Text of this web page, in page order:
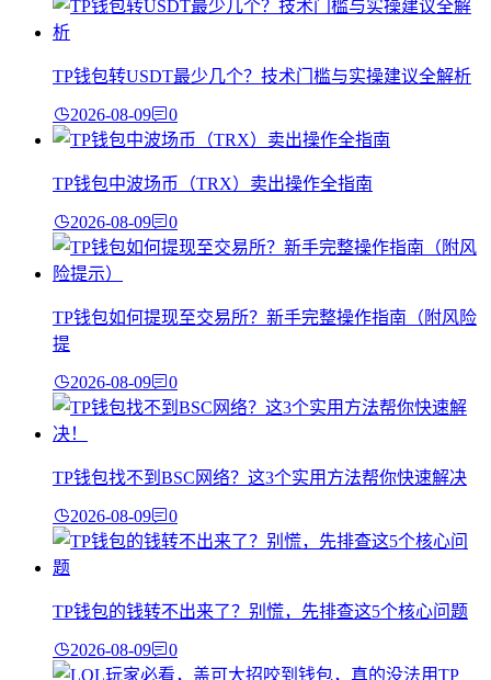
TP钱包转USDT最少几个？技术门槛与实操建议全解析
2026-08-09 0
TP钱包中波场币（TRX）卖出操作全指南
2026-08-09 0
TP钱包如何提现至交易所？新手完整操作指南（附风险
提
2026-08-09 0
TP钱包找不到BSC网络？这3个实用方法帮你快速解决
2026-08-09 0
TP钱包的钱转不出来了？别慌，先排查这5个核心问题
2026-08-09 0